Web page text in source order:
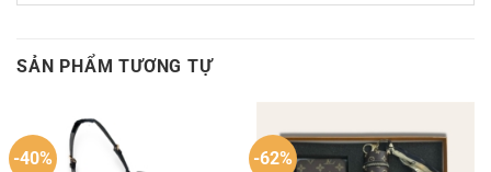
SẢN PHẨM TƯƠNG TỰ
-40% -62%